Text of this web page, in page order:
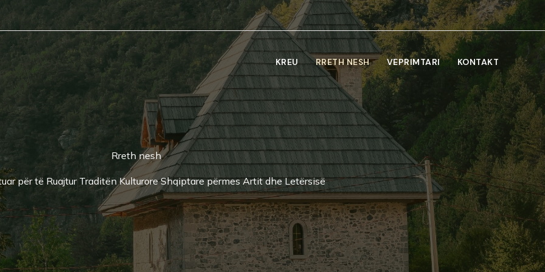
KREU RRETH NESH VEPRIMTARI KONTAKT
Rreth nesh
për të Ruajtur Traditën Kulturore Shqiptare përmes Artit dhe Letërsisë